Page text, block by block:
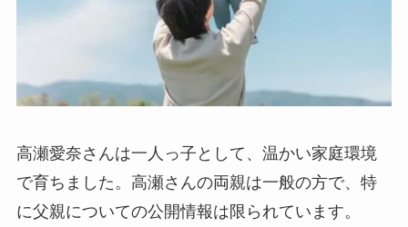
高瀬愛奈さんは一人っ子として、温かい家庭環境
で育ちました。高瀬さんの両親は一般の方で、特
に父親についての公開情報は限られています。